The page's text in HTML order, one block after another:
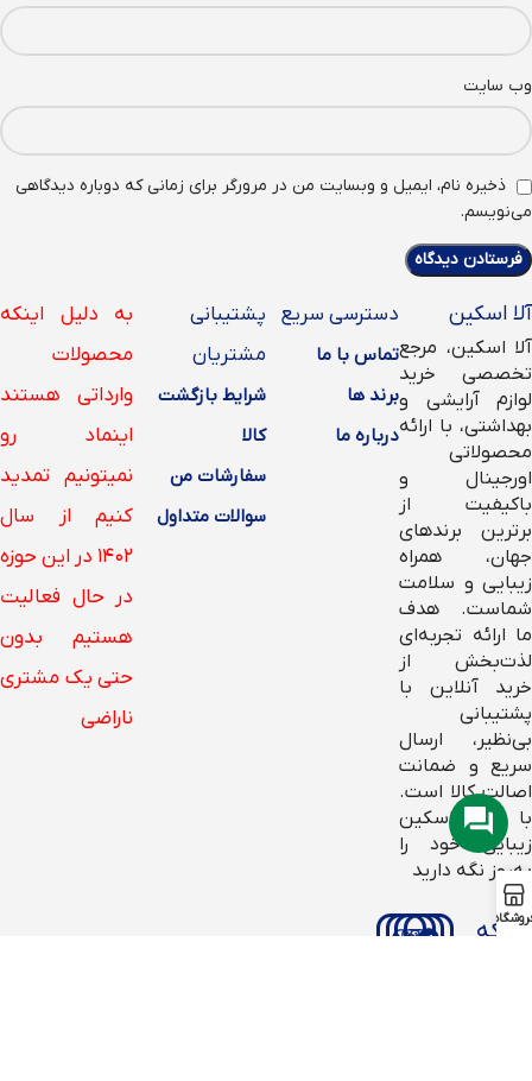
وب‌ سایت
ذخیره نام، ایمیل و وبسایت من در مرورگر برای زمانی که دوباره دیدگاهی
می‌نویسم.
آلا اسکین
آلا اسکین، مرجع
تخصصی خرید
لوازم آرایشی و
بهداشتی، با ارائه
محصولاتی
اورجینال و
باکیفیت از
برترین برندهای
جهان، همراه
زیبایی و سلامت
شماست. هدف
ما ارائه تجربه‌ای
لذت‌بخش از
خرید آنلاین با
پشتیبانی
بی‌نظیر، ارسال
سریع و ضمانت
اصالت کالا است.
با آلا اسکین
زیبایی خود را
به‌روز نگه دارید
شبکه
دسترسی سریع
تماس با ما
برند ها
درباره ما
پشتیبانی
مشتریان
شرایط بازگشت
کالا
سفارشات من
سوالات متداول
به دلیل اینکه
محصولات
وارداتی هستند
اینماد رو
نمیتونیم تمدید
کنیم از سال
۱۴۰۲ در این حوزه
در حال فعالیت
هستیم بدون
حتی یک مشتری
ناراضی